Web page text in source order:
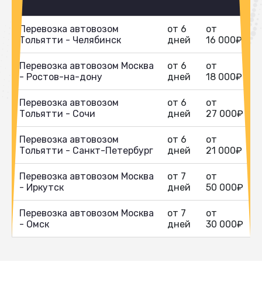
Перевозка автовозом
Тольятти - Челябинск
от 6
дней
от
16 000₽
Перевозка автовозом Москва
- Ростов-на-дону
от 6
дней
от
18 000₽
Перевозка автовозом
Тольятти - Сочи
от 6
дней
от
27 000₽
Перевозка автовозом
Тольятти - Санкт-Петербург
от 6
дней
от
21 000₽
Перевозка автовозом Москва
- Иркутск
от 7
дней
от
50 000₽
Перевозка автовозом Москва
- Омск
от 7
дней
от
30 000₽